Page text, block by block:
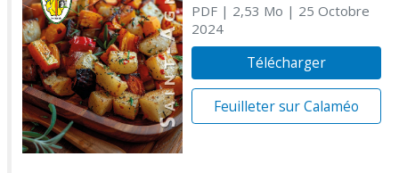
PDF| 2,53 Mo | 25 Octobre
2024
Télécharger
Feuilleter sur Calaméo